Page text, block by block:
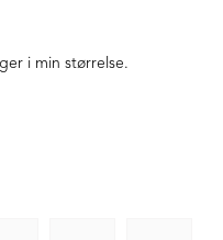
i min størrelse.